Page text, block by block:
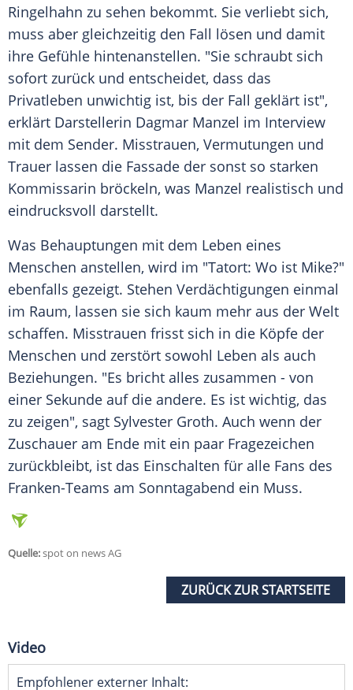
Ringelhahn zu sehen bekommt. Sie verliebt sich,
muss aber gleichzeitig den Fall lösen und damit
ihre Gefühle hintenanstellen. "Sie schraubt sich
sofort zurück und entscheidet, dass das
Privatleben unwichtig ist, bis der Fall geklärt ist",
erklärt Darstellerin Dagmar Manzel im Interview
mit dem Sender. Misstrauen, Vermutungen und
Trauer lassen die Fassade der sonst so starken
Kommissarin bröckeln, was Manzel realistisch und
eindrucksvoll darstellt.
Was Behauptungen mit dem Leben eines
Menschen anstellen, wird im "Tatort: Wo ist Mike?"
ebenfalls gezeigt. Stehen Verdächtigungen einmal
im Raum, lassen sie sich kaum mehr aus der Welt
schaffen. Misstrauen frisst sich in die Köpfe der
Menschen und zerstört sowohl Leben als auch
Beziehungen. "Es bricht alles zusammen - von
einer Sekunde auf die andere. Es ist wichtig, das
zu zeigen", sagt Sylvester Groth. Auch wenn der
Zuschauer am Ende mit ein paar Fragezeichen
zurückbleibt, ist das Einschalten für alle Fans des
Franken-Teams am Sonntagabend ein Muss.
Quelle:spot on news AG
ZURÜCK ZUR STARTSEITE
Video
Empfohlener externer Inhalt: